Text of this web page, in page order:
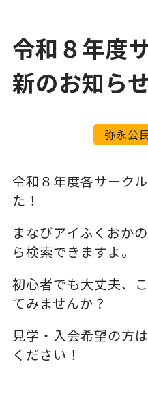
令和８年度
新のお知らせ
弥永公
令和８年度各サーク
た！
まなびアイふくおか
ら検索できますよ。
初心者でも大丈夫、
てみませんか？
見学・入会希望の方
ください！